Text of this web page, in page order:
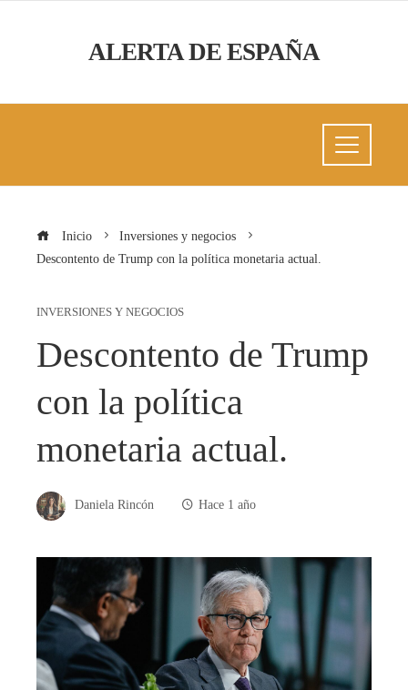
ALERTA DE ESPAÑA
Inicio
Inversiones y negocios
Descontento de Trump con la política monetaria actual.
INVERSIONES Y NEGOCIOS
Descontento de Trump
con la política
monetaria actual.
Daniela Rincón Hace 1 año